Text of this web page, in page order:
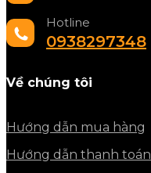
Hotline
0938297348
Về chúng tôi
Hướng dẫn mua hàng
Hướng dẫn thanh toán